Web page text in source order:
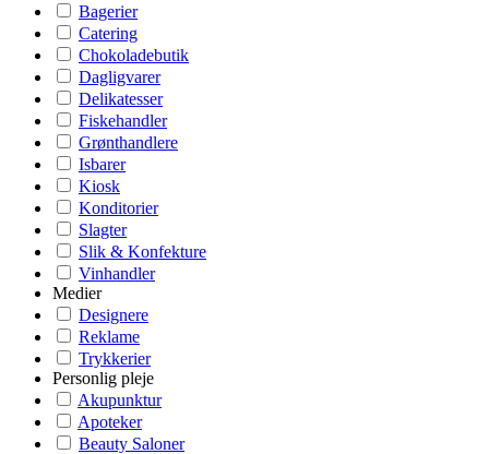
Bagerier
Catering
Chokoladebutik
Dagligvarer
Delikatesser
Fiskehandler
Grønthandlere
Isbarer
Kiosk
Konditorier
Slagter
Slik & Konfekture
Vinhandler
Medier
Designere
Reklame
Trykkerier
Personlig pleje
Akupunktur
Apoteker
Beauty Saloner